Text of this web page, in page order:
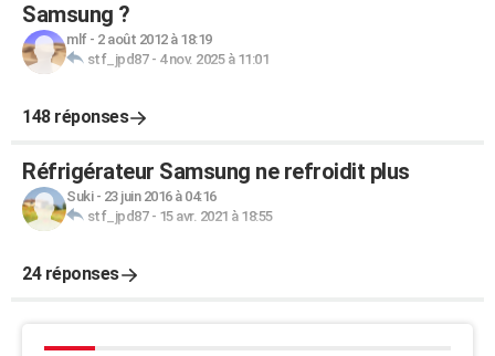
Samsung ?
mlf- 2 août 2012 à 18:19
stf_jpd87- 4 nov. 2025 à 11:01
148 réponses
Réfrigérateur Samsung ne refroidit plus
Suki- 23 juin 2016 à 04:16
stf_jpd87- 15 avr. 2021 à 18:55
24 réponses